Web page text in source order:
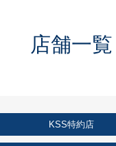
抗ウイルス・抗菌製品
LinkedIn店舗一覧
KSS特約店